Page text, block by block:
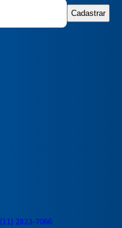
Cadastrar
(11) 2823-7066